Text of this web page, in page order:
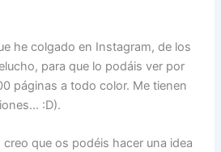
he colgado en Instagram, de los
para que lo podáis ver por
páginas a todo color. Me tienen
:D).
que os podéis hacer una idea